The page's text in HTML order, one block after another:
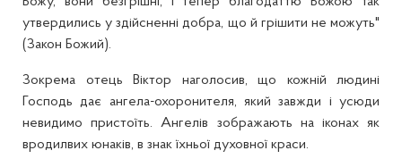
утвердились у здійсненні добра, що й грішити не можуть"
(Закон Божий).
Зокрема отець Віктор наголосив, що кожній людині
Господь дає ангела-охоронителя, який завжди і усюди
невидимо пристоїть. Ангелів зображають на іконах як
вродилвих юнаків, в знак їхньої духовної краси.